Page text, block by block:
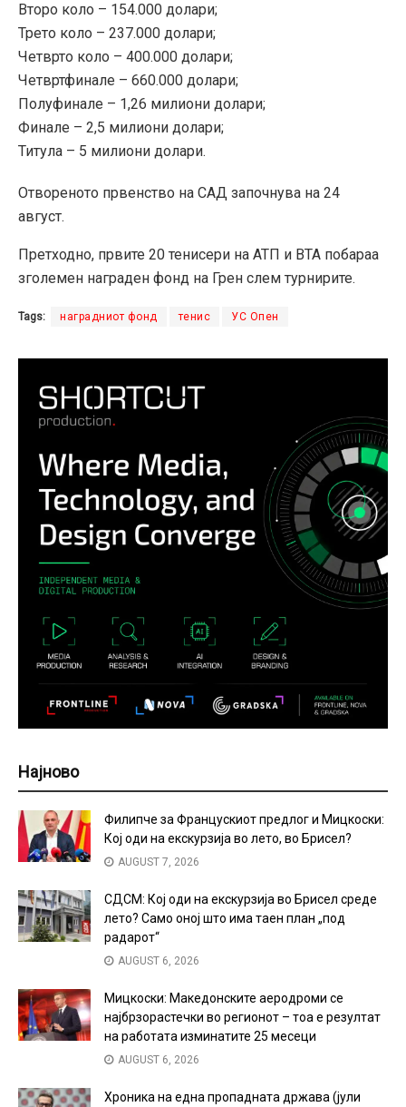
Второ коло – 154.000 долари;
Трето коло – 237.000 долари;
Четврто коло – 400.000 долари;
Четвртфинале – 660.000 долари;
Полуфинале – 1,26 милиони долари;
Финале – 2,5 милиони долари;
Титула – 5 милиони долари.
Отвореното првенство на САД започнува на 24
август.
Претходно, првите 20 тенисери на АТП и ВТА побараа
зголемен награден фонд на Грен слем турнирите.
Tags: наградниот фонд тенис УС Опен
Најново
Филипче за Францускиот предлог и Мицкоски:
Кој оди на екскурзија во лето, во Брисел?
AUGUST 7, 2026
СДСМ: Кој оди на екскурзија во Брисел среде
лето? Само оној што има таен план „под
радарот“
AUGUST 6, 2026
Мицкоски: Македонските аеродроми се
најбрзорастечки во регионот – тоа е резултат
на работата изминатите 25 месеци
AUGUST 6, 2026
Хроника на една пропадната држава (јули